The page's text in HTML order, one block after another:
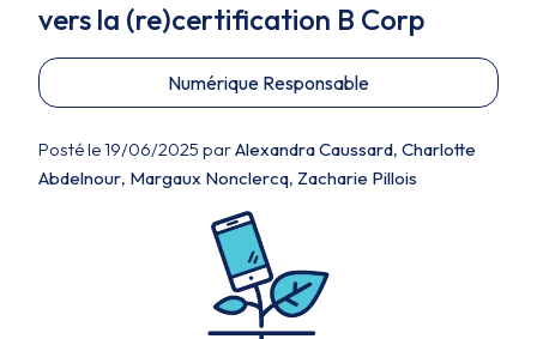
vers la (re)certification B Corp
Numérique Responsable
Posté le 19/06/2025 parAlexandra Caussard, Charlotte
Abdelnour, Margaux Nonclercq, Zacharie Pillois